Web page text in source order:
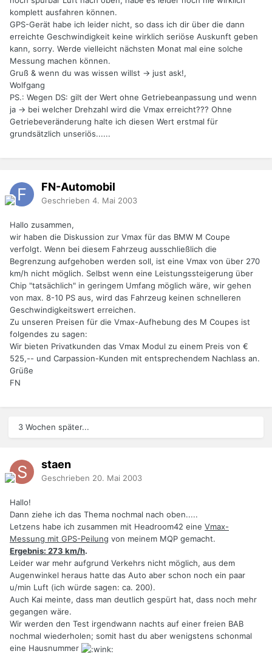
komplett ausfahren können.
GPS-Gerät habe ich leider nicht, so dass ich dir über die dann
erreichte Geschwindigkeit keine wirklich seriöse Auskunft geben
kann, sorry. Werde vielleicht nächsten Monat mal eine solche
Messung machen können.
Gruß & wenn du was wissen willst -> just ask!,
Wolfgang
PS.: Wegen DS: gilt der Wert ohne Getriebeanpassung und wenn
ja -> bei welcher Drehzahl wird die Vmax erreicht??? Ohne
Getriebeveränderung halte ich diesen Wert erstmal für
grundsätzlich unseriös......
FN-Automobil
Geschrieben 4. Mai 2003
Hallo zusammen,
wir haben die Diskussion zur Vmax für das BMW M Coupe
verfolgt. Wenn bei diesem Fahrzeug ausschließlich die
Begrenzung aufgehoben werden soll, ist eine Vmax von über 270
km/h nicht möglich. Selbst wenn eine Leistungssteigerung über
Chip "tatsächlich" in geringem Umfang möglich wäre, wir gehen
von max. 8-10 PS aus, wird das Fahrzeug keinen schnelleren
Geschwindigkeitswert erreichen.
Zu unseren Preisen für die Vmax-Aufhebung des M Coupes ist
folgendes zu sagen:
Wir bieten Privatkunden das Vmax Modul zu einem Preis von €
525,-- und Carpassion-Kunden mit entsprechendem Nachlass an.
Grüße
FN
3 Wochen später...
staen
Geschrieben 20. Mai 2003
Hallo!
Dann ziehe ich das Thema nochmal nach oben.....
Letzens habe ich zusammen mit Headroom42 eine Vmax-
Messung mit GPS-Peilung von meinem MQP gemacht.
Ergebnis: 273 km/h.
Leider war mehr aufgrund Verkehrs nicht möglich, aus dem
Augenwinkel heraus hatte das Auto aber schon noch ein paar
u/min Luft (ich würde sagen: ca. 200).
Auch Kai meinte, dass man deutlich gespürt hat, dass noch mehr
gegangen wäre.
Wir werden den Test irgendwann nachts auf einer freien BAB
nochmal wiederholen; somit hast du aber wenigstens schonmal
eine Hausnummer